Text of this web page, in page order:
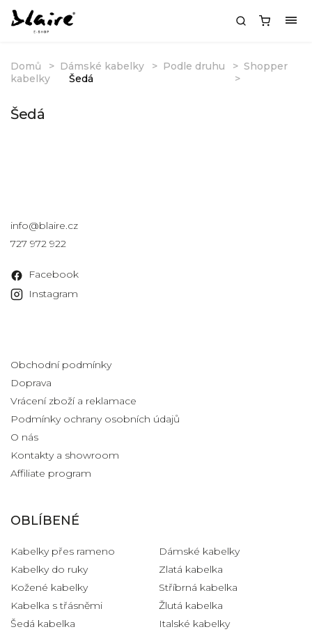
Domů Dámské kabelky Podle druhu
Shopper
kabelky
Šedá
Šedá
info@blaire.cz
727 972 922
Facebook
Instagram
Obchodní podmínky
Doprava
Vrácení zboží a reklamace
Podmínky ochrany osobních údajů
O nás
Kontakty a showroom
Affiliate program
OBLÍBENÉ
Kabelky přes rameno
Kabelky do ruky
Kožené kabelky
Kabelka s třásněmi
Šedá kabelka
Dámské kabelky
Zlatá kabelka
Stříbrná kabelka
Žlutá kabelka
Italské kabelky